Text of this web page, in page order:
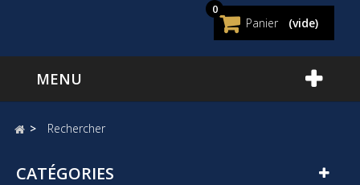
Panier
0
(vide)
MENU
> Rechercher
CATÉGORIES